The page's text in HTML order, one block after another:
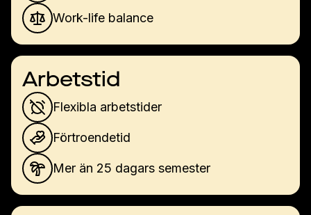
Work-life balance
Arbetstid
Flexibla arbetstider
Förtroendetid
Mer än 25 dagars semester